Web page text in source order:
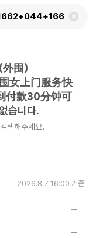
검
围）
女上门服务快
付款30分钟可
습니다.
색해주세요.
2026.8.7 16:00 기준